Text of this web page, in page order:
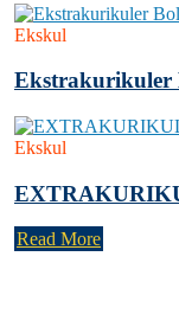
Ekskul
Ekstrakurikuler
Ekskul
Read More